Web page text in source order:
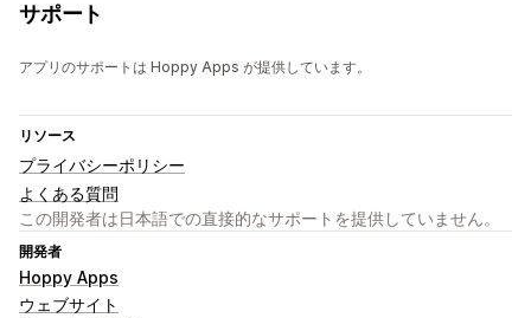
サポート
アプリのサポートは Hoppy Apps が提供しています。
リソース
プライバシーポリシー
よくある質問
この開発者は日本語での直接的なサポートを提供していません。
開発者
Hoppy Apps
ウェブサイト